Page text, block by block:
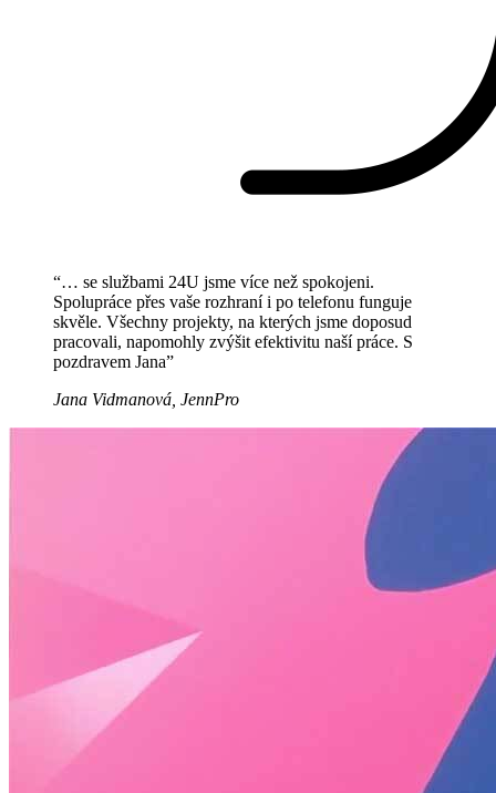
“… se službami 24U jsme více než spokojeni.
Spolupráce přes vaše rozhraní i po telefonu funguje
skvěle. Všechny projekty, na kterých jsme doposud
pracovali, napomohly zvýšit efektivitu naší práce. S
pozdravem Jana”
Jana Vidmanová, JennPro